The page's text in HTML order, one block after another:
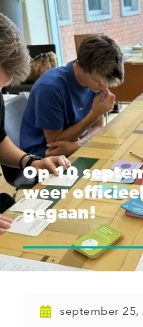
Op 10
weer
gegaan!
september 25,